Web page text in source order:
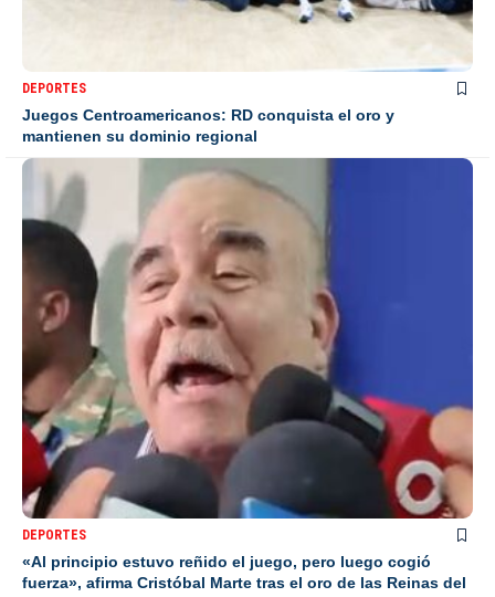
DEPORTES
Juegos Centroamericanos: RD conquista el oro y
mantienen su dominio regional
DEPORTES
«Al principio estuvo reñido el juego, pero luego cogió
fuerza», afirma Cristóbal Marte tras el oro de las Reinas del